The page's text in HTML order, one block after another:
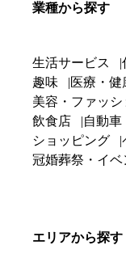
業種から探す
生活サービス
趣味
医療・健
美容・ファッシ
飲食店
自動車
ショッピング
冠婚葬祭・イベ
エリアから探す